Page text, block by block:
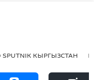
КЫРГЫЗСТАН